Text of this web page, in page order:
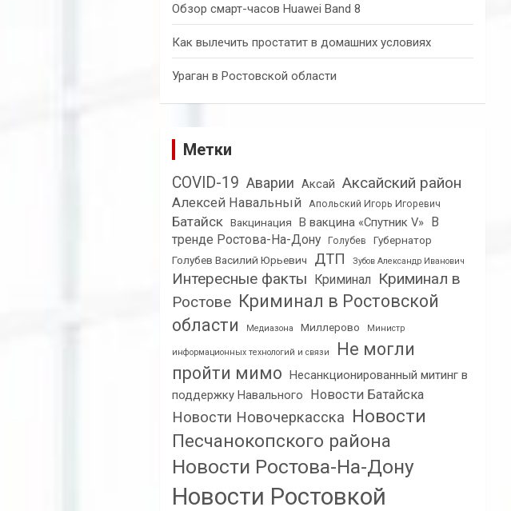
Обзор смарт-часов Huawei Band 8
Как вылечить простатит в домашних условиях
Ураган в Ростовской области
Метки
COVID-19 Аварии Аксай Аксайский район
Алексей Навальный Апольский Игорь Игоревич
Батайск Вакцинация В вакцина «Спутник V» В
тренде Ростова-На-Дону
Голубев
Губернатор
Голубев Василий Юрьевич
ДТП Зубов Александр Иванович
Интересные факты Криминал
Криминал в
Ростове Криминал в Ростовской
области
Медиазона Миллерово Министр
информационных технологий и связи
Не могли
пройти мимо Несанкционированный митинг в
поддержку Навального
Новости Батайска
Новости Новочеркасска Новости
Песчанокопского района
Новости Ростова-На-Дону
Новости Ростовкой